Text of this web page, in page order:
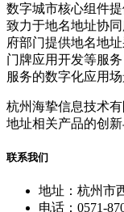
数字城市核心组件
致力于地名地址协
府部门提供地名地
门牌应用开发等服
服务的数字化应用场
杭州海挚信息技术
地址相关产品的创新
联系我们
地址：杭州市
电话：0571-